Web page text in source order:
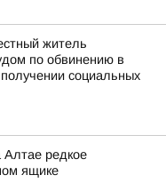
житель
по обвинению в
социальных
редкое
ящике